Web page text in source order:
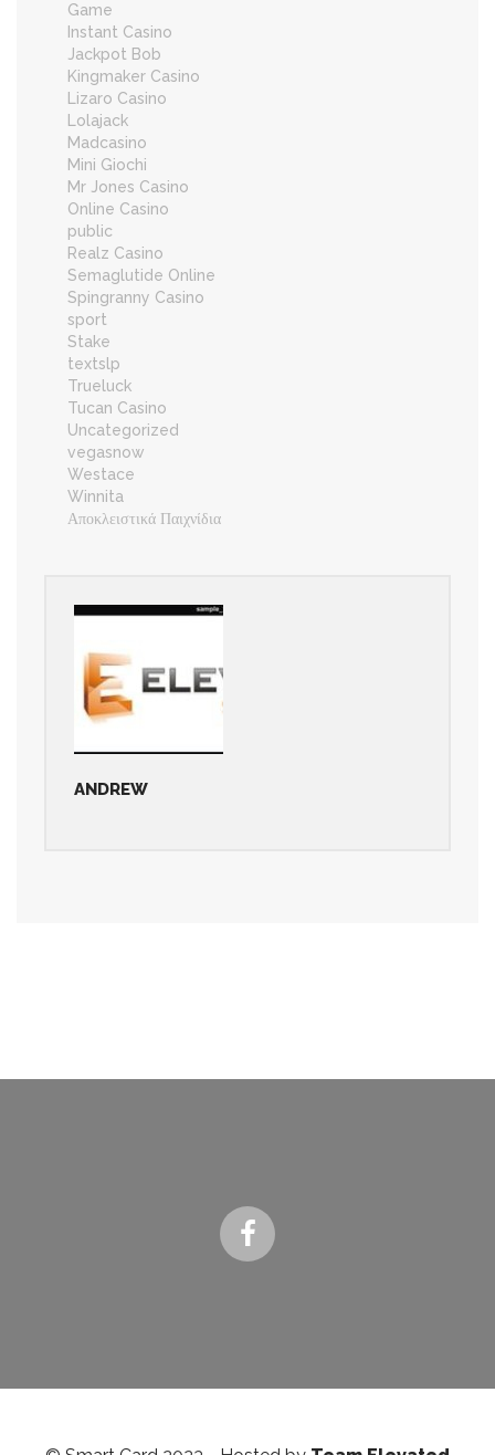
Game
Instant Casino
Jackpot Bob
Kingmaker Casino
Lizaro Casino
Lolajack
Madcasino
Mini Giochi
Mr Jones Casino
Online Casino
public
Realz Casino
Semaglutide Online
Spingranny Casino
sport
Stake
textslp
Trueluck
Tucan Casino
Uncategorized
vegasnow
Westace
Winnita
Αποκλειστικά Παιχνίδια
ANDREW